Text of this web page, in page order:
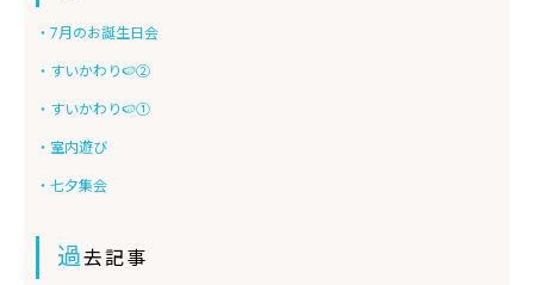
・7月のお誕生日会
・すいかわり🍉②
・すいかわり🍉①
・室内遊び
・七夕集会
過去記事